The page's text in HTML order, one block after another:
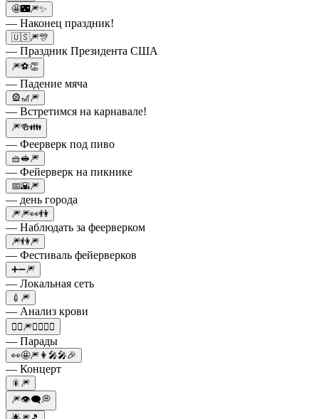
🤩🌃🎆✨
— Наконец праздник!
🇺🇸🎆🎊
— Праздник Президента США
🎆⚽️👏
— Падение мяча
🎡🎢🎆
— Встретимся на карнавале!
🎆🍻👪
— Феерверк под пиво
🧺🥪🎆
— Фейерверк на пикнике
📅🌇🎆
— день города
🎆🎆👀👫
— Наблюдать за феерверком
🎆👫🎆
— Фестиваль фейерверков
➕➖🎆
— Локальная сеть
💉🎆
— Анализ крови
🤹‍♂️🎆🚶‍♀️🚶‍♂️
— Парады
👀🤩🎆👩‍🎤🎤🎉
— Концерт
🎇🎆
🎆👁️‍🗨️💭